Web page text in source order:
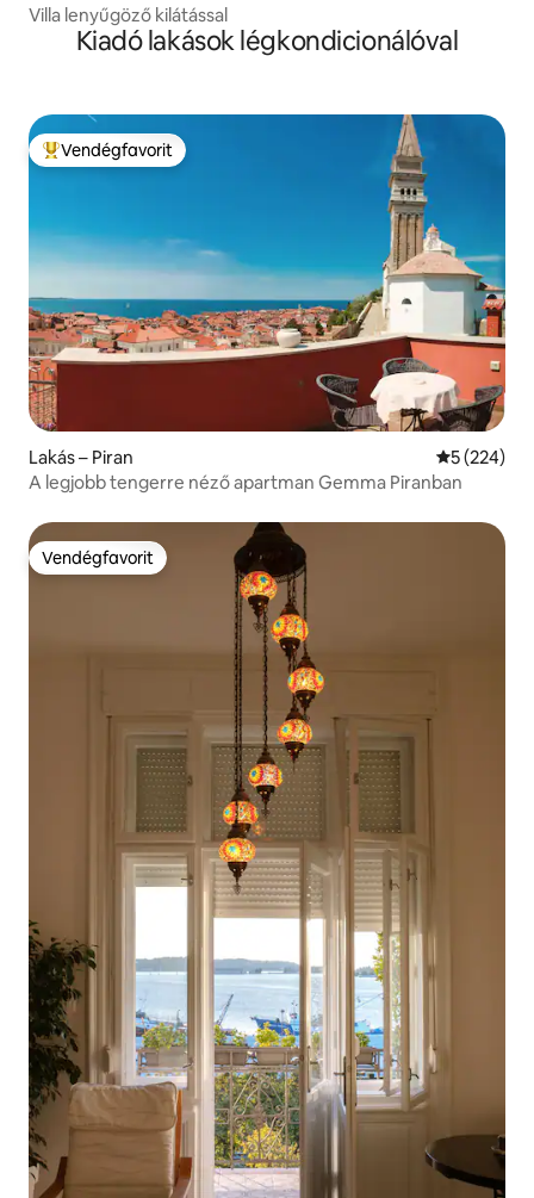
Villa lenyűgöző kilátással
Kiadó lakások légkondicionálóval
Kiemelt vendégfavorit
Vendégfavorit
Lakás – Piran Átlagos
5 (224)
A legjobb tengerre néző apartman Gemma Piranban
Vendégfavorit
Vendégfavorit